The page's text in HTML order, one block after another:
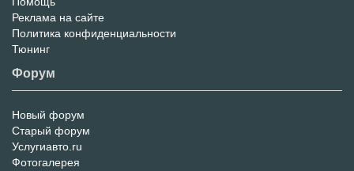
Реклама на сайте
Политика конфиденциальности
Тюнинг
Форум
Форум
Новый форум
Старый форум
Услугиавто.ru
Фотогалерея